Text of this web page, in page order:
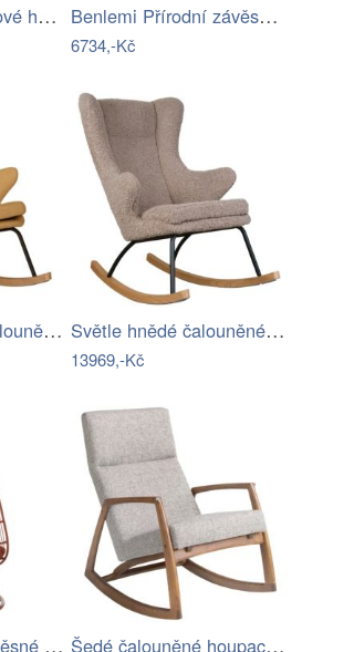
Bujamy Šedé látkové houpací křeslo k… Benlemi Přírodní závěsná houpačka BELLA…
6734,-Kč
Hořčicově žluté čalouněné houpací… Světle hnědé čalouněné houpací křeslo…
13969,-Kč
J-line Červené závěsné křeslo Egga Šedé čalouněné houpací křeslo Angel…